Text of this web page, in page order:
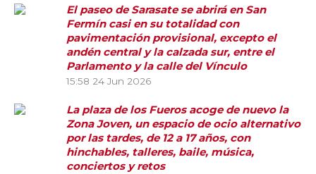
El paseo de Sarasate se abrirá en San
Fermín casi en su totalidad con
pavimentación provisional, excepto el
andén central y la calzada sur, entre el
Parlamento y la calle del Vínculo
15:58 24 Jun 2026
La plaza de los Fueros acoge de nuevo la
Zona Joven, un espacio de ocio alternativo
por las tardes, de 12 a 17 años, con
hinchables, talleres, baile, música,
conciertos y retos